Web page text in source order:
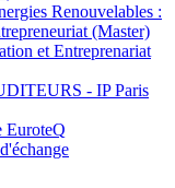
Renouvelables :
(Master)
et Entreprenariat
- IP Paris
EuroteQ